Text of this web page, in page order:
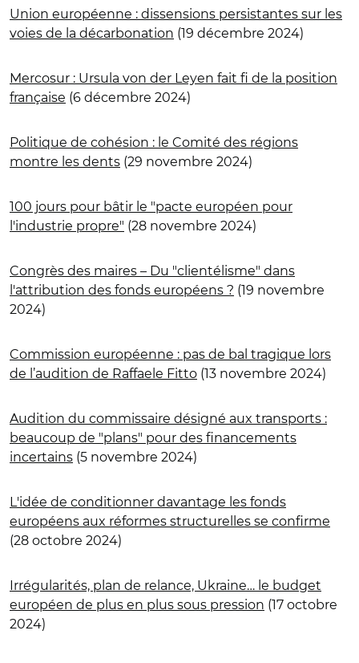
Union européenne : dissensions persistantes sur les
voies de la décarbonation (19 décembre 2024)
Mercosur : Ursula von der Leyen fait fi de la position
française (6 décembre 2024)
Politique de cohésion : le Comité des régions
montre les dents (29 novembre 2024)
100 jours pour bâtir le "pacte européen pour
l'industrie propre" (28 novembre 2024)
Congrès des maires – Du "clientélisme" dans
l'attribution des fonds européens ? (19 novembre
2024)
Commission européenne : pas de bal tragique lors
de l’audition de Raffaele Fitto (13 novembre 2024)
Audition du commissaire désigné aux transports :
beaucoup de "plans" pour des financements
incertains (5 novembre 2024)
L'idée de conditionner davantage les fonds
européens aux réformes structurelles se confirme
(28 octobre 2024)
Irrégularités, plan de relance, Ukraine… le budget
européen de plus en plus sous pression (17 octobre
2024)